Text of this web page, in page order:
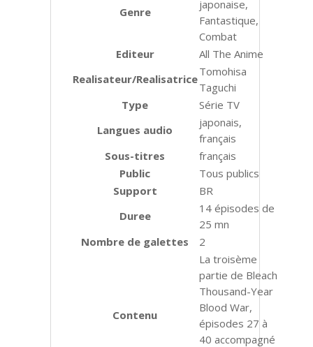
Genre
japonaise,
Fantastique,
Combat
Editeur
All The Anime
Realisateur/Realisatrice
Tomohisa
Taguchi
Type
Série TV
Langues audio
japonais,
français
Sous-titres
français
Public
Tous publics
Support
BR
Duree
14 épisodes de
25 mn
Nombre de galettes
2
Contenu
La troisème
partie de Bleach
Thousand-Year
Blood War,
épisodes 27 à
40 accompagné